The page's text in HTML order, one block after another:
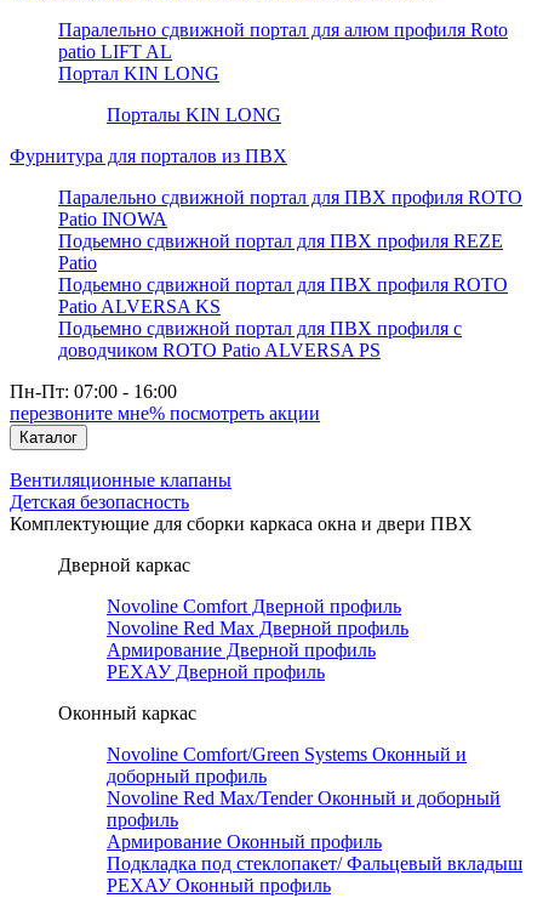
Паралельно сдвижной портал для алюм профиля Roto
patio LIFT AL
Портал KIN LONG
Порталы KIN LONG
Фурнитура для порталов из ПВХ
Паралельно сдвижной портал для ПВХ профиля ROTO
Patio INOWA
Подьемно сдвижной портал для ПВХ профиля REZE
Patio
Подьемно сдвижной портал для ПВХ профиля ROTO
Patio ALVERSA KS
Подьемно сдвижной портал для ПВХ профиля с
доводчиком ROTO Patio ALVERSA PS
Пн-Пт: 07:00 - 16:00
перезвоните мне% посмотреть акции
Каталог
Вентиляционные клапаны
Детская безопасность
Комплектующие для сборки каркаса окна и двери ПВХ
Дверной каркас
Novoline Comfort Дверной профиль
Novoline Red Мax Дверной профиль
Армирование Дверной профиль
РЕХАУ Дверной профиль
Оконный каркас
Novoline Comfort/Green Systems Оконный и
доборный профиль
Novoline Red Max/Tender Оконный и доборный
профиль
Армирование Оконный профиль
Подкладка под стеклопакет/ Фальцевый вкладыш
РЕХАУ Оконный профиль